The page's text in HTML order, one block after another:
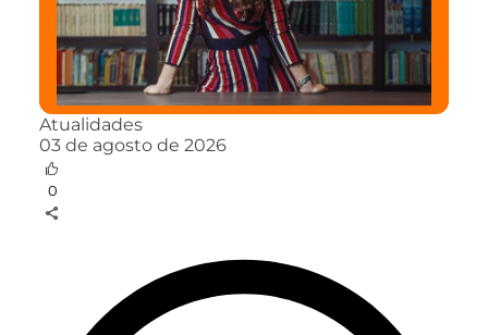
Atualidades
03 de agosto de 2026
0